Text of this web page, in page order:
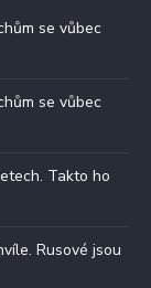
se vůbec
se vůbec
Takto ho
Rusové jsou